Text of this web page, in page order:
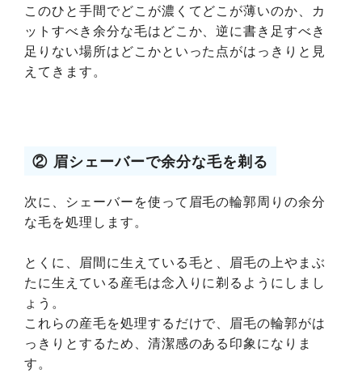
このひと手間でどこが濃くてどこが薄いのか、カ
ットすべき余分な毛はどこか、逆に書き足すべき
足りない場所はどこかといった点がはっきりと見
えてきます。
② 眉シェーバーで余分な毛を剃る
次に、シェーバーを使って眉毛の輪郭周りの余分
な毛を処理します。
とくに、眉間に生えている毛と、眉毛の上やまぶ
たに生えている産毛は念入りに剃るようにしまし
ょう。
これらの産毛を処理するだけで、眉毛の輪郭がは
っきりとするため、清潔感のある印象になりま
す。